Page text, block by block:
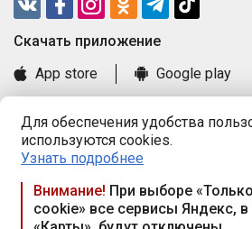
Для обеспечения удобства
используются cookies.
Узнать подробнее
Внимание! При выборе
cookie» все сервисы Яндекс,
Cкачать приложение
App store
Google play
Книга замечаний и предложений
Правила и документы
Praca.by © 2000—2026, ООО «ПРАЦА
Республика Беларусь, 220114, г.
117а, пом. № 9.